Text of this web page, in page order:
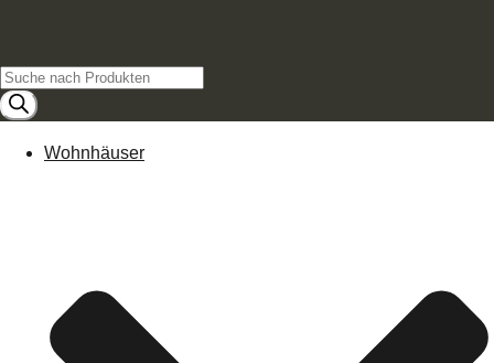
Products
search
Wohnhäuser